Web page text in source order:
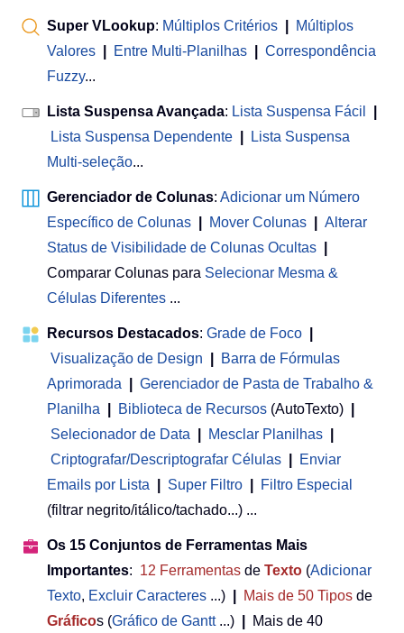
Super VLookup: Múltiplos Critérios
Múltiplos
Valores
Entre Multi-Planilhas
Correspondência
Fuzzy...
Lista Suspensa Avançada: Lista Suspensa Fácil
Lista Suspensa Dependente
Lista Suspensa
Multi-seleção...
Gerenciador de Colunas: Adicionar um Número
Específico de Colunas
Mover Colunas
Alterar
Status de Visibilidade de Colunas Ocultas
Comparar Colunas para Selecionar Mesma &
Células Diferentes ...
Recursos Destacados: Grade de Foco
Visualização de Design
Barra de Fórmulas
Aprimorada
Gerenciador de Pasta de Trabalho &
Planilha
Biblioteca de Recursos (AutoTexto)
Selecionador de Data
Mesclar Planilhas
Criptografar/Descriptografar Células
Enviar
Emails por Lista
Super Filtro
Filtro Especial
(filtrar negrito/itálico/tachado...) ...
Os 15 Conjuntos de Ferramentas Mais
Importantes: 12 Ferramentas de Texto (Adicionar
Texto, Excluir Caracteres ...) Mais de 50 Tipos de
Gráficos (Gráfico de Gantt...)
Mais de 40